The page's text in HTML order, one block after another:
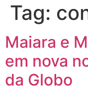
Tag:
Maiara e
em nova
da Globo